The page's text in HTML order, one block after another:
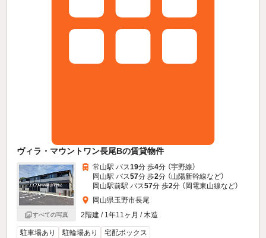
ヴィラ・マウントワン長尾Bの賃貸物件
すべての写真
常山駅 バス19分 歩4分 （宇野線）
岡山駅 バス57分 歩2分 （山陽新幹線など）
岡山駅前駅 バス57分 歩2分 （岡電東山線など）
岡山県玉野市長尾
2階建 / 1年11ヶ月 / 木造
駐車場あり 駐輪場あり 宅配ボックス